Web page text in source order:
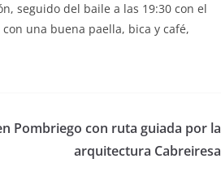
seguido del baile a las 19:30 con el
una buena paella, bica y café,
Pombriego con ruta guiada por la
arquitectura Cabreiresa